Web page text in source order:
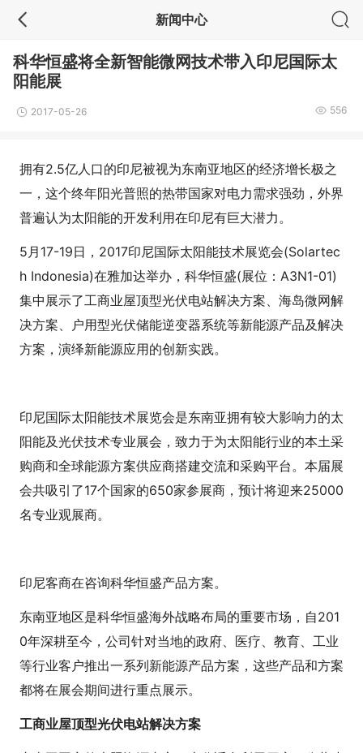
新闻中心
科华恒盛将全新智能微网技术带入印尼国际太
阳能展
2017-05-26 556
拥有2.5亿人口的印尼被视为东南亚地区的经济增长极之
一，这个终年阳光普照的热带国家对电力需求强劲，外界
普遍认为太阳能的开发利用在印尼有巨大潜力。
5月17-19日，2017印尼国际太阳能技术展览会(Solartec
h Indonesia)在雅加达举办，科华恒盛(展位：A3N1-01)
集中展示了工商业屋顶型光伏电站解决方案、海岛微网解
决方案、户用型光伏储能逆变器系统等新能源产品及解决
方案，演绎新能源应用的创新实践。
印尼国际太阳能技术展览会是东南亚拥有较大影响力的太
阳能及光伏技术专业展会，致力于为太阳能行业的本土采
购商和全球能源方案供应商搭建交流和采购平台。本届展
会共吸引了17个国家的650家参展商，预计将迎来25000
名专业观展商。
印尼客商在咨询科华恒盛产品方案。
东南亚地区是科华恒盛海外战略布局的重要市场，自201
0年深耕至今，公司针对当地的政府、医疗、教育、工业
等行业客户推出一系列新能源产品方案，这些产品和方案
都将在展会期间进行重点展示。
工商业屋顶型光伏电站解决方案